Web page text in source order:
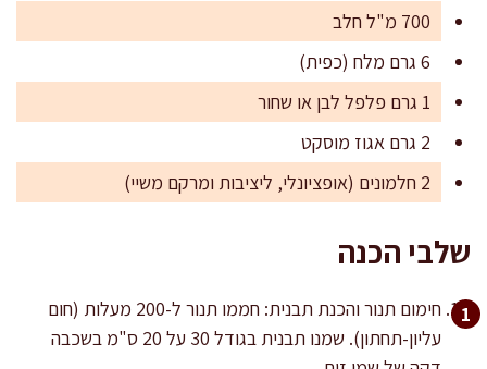
700 מ"ל חלב
6 גרם מלח (כפית)
1 גרם פלפל לבן או שחור
2 גרם אגוז מוסקט
2 חלמונים (אופציונלי, ליציבות ומרקם משיי)
שלבי הכנה
חימום תנור והכנת תבנית: חממו תנור ל-200 מעלות (חום
עליון-תחתון). שמנו תבנית בגודל 30 על 20 ס"מ בשכבה